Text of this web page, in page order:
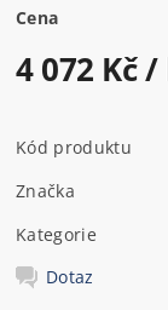
Cena
4 072 Kč/
Kód produktu
Značka
Kategorie
Dotaz